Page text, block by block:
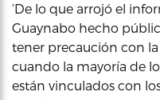
‘De lo que arrojó el
Guaynabo hecho
tener precaución con
cuando la mayoría de
están vinculados con